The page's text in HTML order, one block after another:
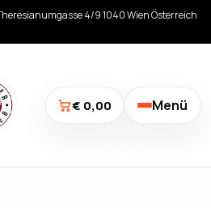
4/9 1040 Wien Österreich
€ 0,00 Menü